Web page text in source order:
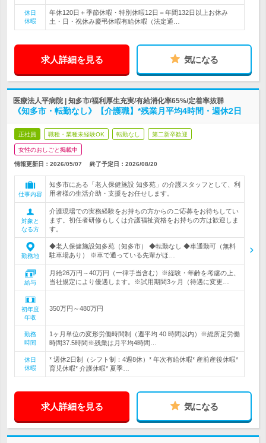
休日
休暇
年休120日＋季節休暇・特別休暇12日＝年間132日以上お休み
土・日・祝休み慶弔休暇有給休暇（法定通…
求人詳細を見る 気になる
医療法人平病院 | 知多市/福利厚生充実/有給消化率65%/定着率抜群
《知多市・転勤なし》【介護職】*残業月平均4時間・週休2日
正社員 職種・業種未経験OK 転勤なし 第二新卒歓迎
女性のおしごと掲載中
情報更新日：2026/05/07 終了予定日： 2026/08/20
仕事内容
知多市にある「老人保健施設 知多苑」の介護スタッフとして、利
用者様の生活介助・支援をお任せします。
対象と
なる方
介護現場での実務経験をお持ちの方からのご応募をお待ちしてい
ます。初任者研修もしくは介護福祉資格をお持ちの方は歓迎しま
す。
勤務地
◆老人保健施設知多苑（知多市） ◆転勤なし ◆車通勤可（無料
駐車場あり） ※車で通っている先輩がほ…
給与
月給26万円～40万円（一律手当含む）※経験・年齢を考慮の上、
当社規定により優遇します。※試用期間3ヶ月（待遇に変更…
初年度
年収
350万円～480万円
勤務
時間
1ヶ月単位の変形労働時間制（週平均 40 時間以内）※総所定労働
時間37.5時間※残業は月平均4時間…
休日
休暇
* 週休2日制（シフト制：4週8休）* 年次有給休暇* 産前産後休暇*
育児休暇* 介護休暇* 夏季…
求人詳細を見る 気になる